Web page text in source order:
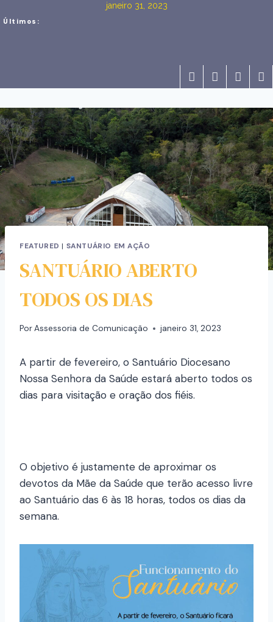
janeiro 31, 2023
Últimos:
FEATURED | SANTUÁRIO EM AÇÃO
SANTUÁRIO ABERTO
TODOS OS DIAS
PorAssessoria de Comunicação janeiro 31, 2023
A partir de fevereiro, o Santuário Diocesano
Nossa Senhora da Saúde estará aberto todos os
dias para visitação e oração dos fiéis.
O objetivo é justamente de aproximar os
devotos da Mãe da Saúde que terão acesso livre
ao Santuário das 6 às 18 horas, todos os dias da
semana.